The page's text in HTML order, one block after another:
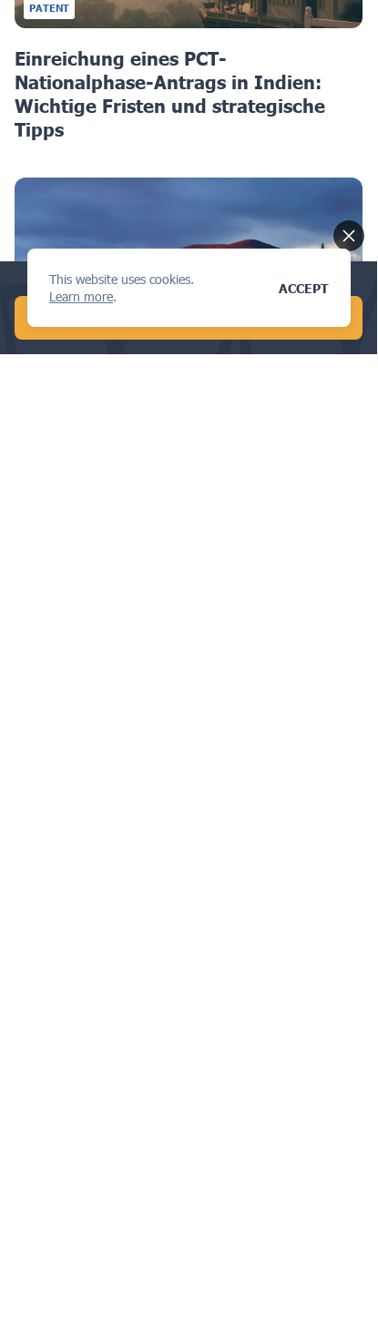
This website uses cookies.
Learn more.
ACCEPT
PATENT
Einreichung eines PCT-
Nationalphase-Antrags in Indien:
Wichtige Fristen und strategische
Tipps
Conduct a global AI search in 1 min!